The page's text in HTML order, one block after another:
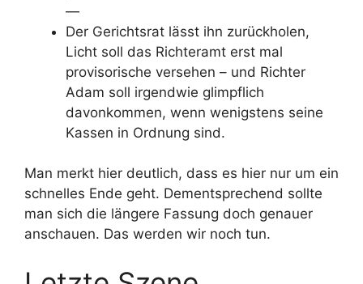
—
Der Gerichtsrat lässt ihn zurückholen,
Licht soll das Richteramt erst mal
provisorische versehen – und Richter
Adam soll irgendwie glimpflich
davonkommen, wenn wenigstens seine
Kassen in Ordnung sind.
Man merkt hier deutlich, dass es hier nur um ein
schnelles Ende geht. Dementsprechend sollte
man sich die längere Fassung doch genauer
anschauen. Das werden wir noch tun.